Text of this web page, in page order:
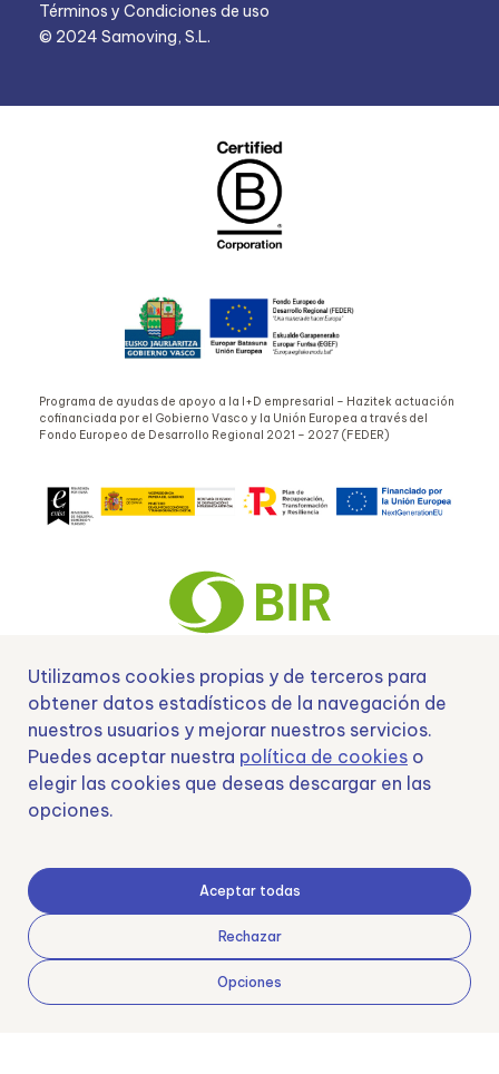
Términos y Condiciones de uso
© 2024 Samoving, S.L.
Programa de ayudas de apoyo a la I+D empresarial – Hazitek actuación
cofinanciada por el Gobierno Vasco y la Unión Europea a través del
Fondo Europeo de Desarrollo Regional 2021 – 2027 (FEDER)
Nº EXP 00152378 / SNEO-20222129 Financiado por la Unión Europea –
NextGenerationEU y apoyado por el CDTI.
apoyo es contribuir al desarrollo internacional de la empresa y de su entorno.
Fondo Europeo de Desarrollo Regional
Utilizamos cookies propias y de terceros para
obtener datos estadísticos de la navegación de
nuestros usuarios y mejorar nuestros servicios.
Puedes aceptar nuestra política de cookies o
elegir las cookies que deseas descargar en las
opciones.
Aceptar todas
Rechazar
Opciones